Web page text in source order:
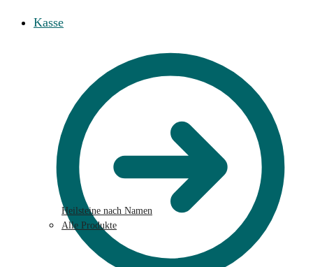
Kasse
Heilsteine nach Namen
Alle Produkte